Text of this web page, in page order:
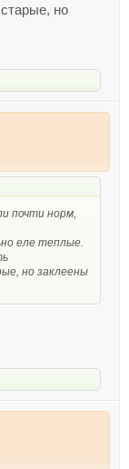
но
почти норм,
еле теплые.
но заклеены